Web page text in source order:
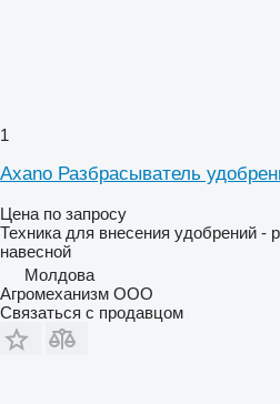
1
Axano Разбрасыватель
Цена по запросу
Техника для внесения удобрений -
навесной
Молдова
Агромеханизм ООО
Связаться с продавцом